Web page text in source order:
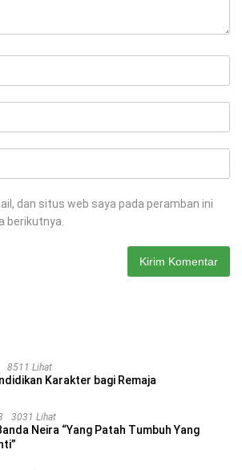
dan situs web saya pada peramban ini
berikutnya.
8511 Lihat
Karakter bagi Remaja
3031 Lihat
Neira “Yang Patah Tumbuh Yang